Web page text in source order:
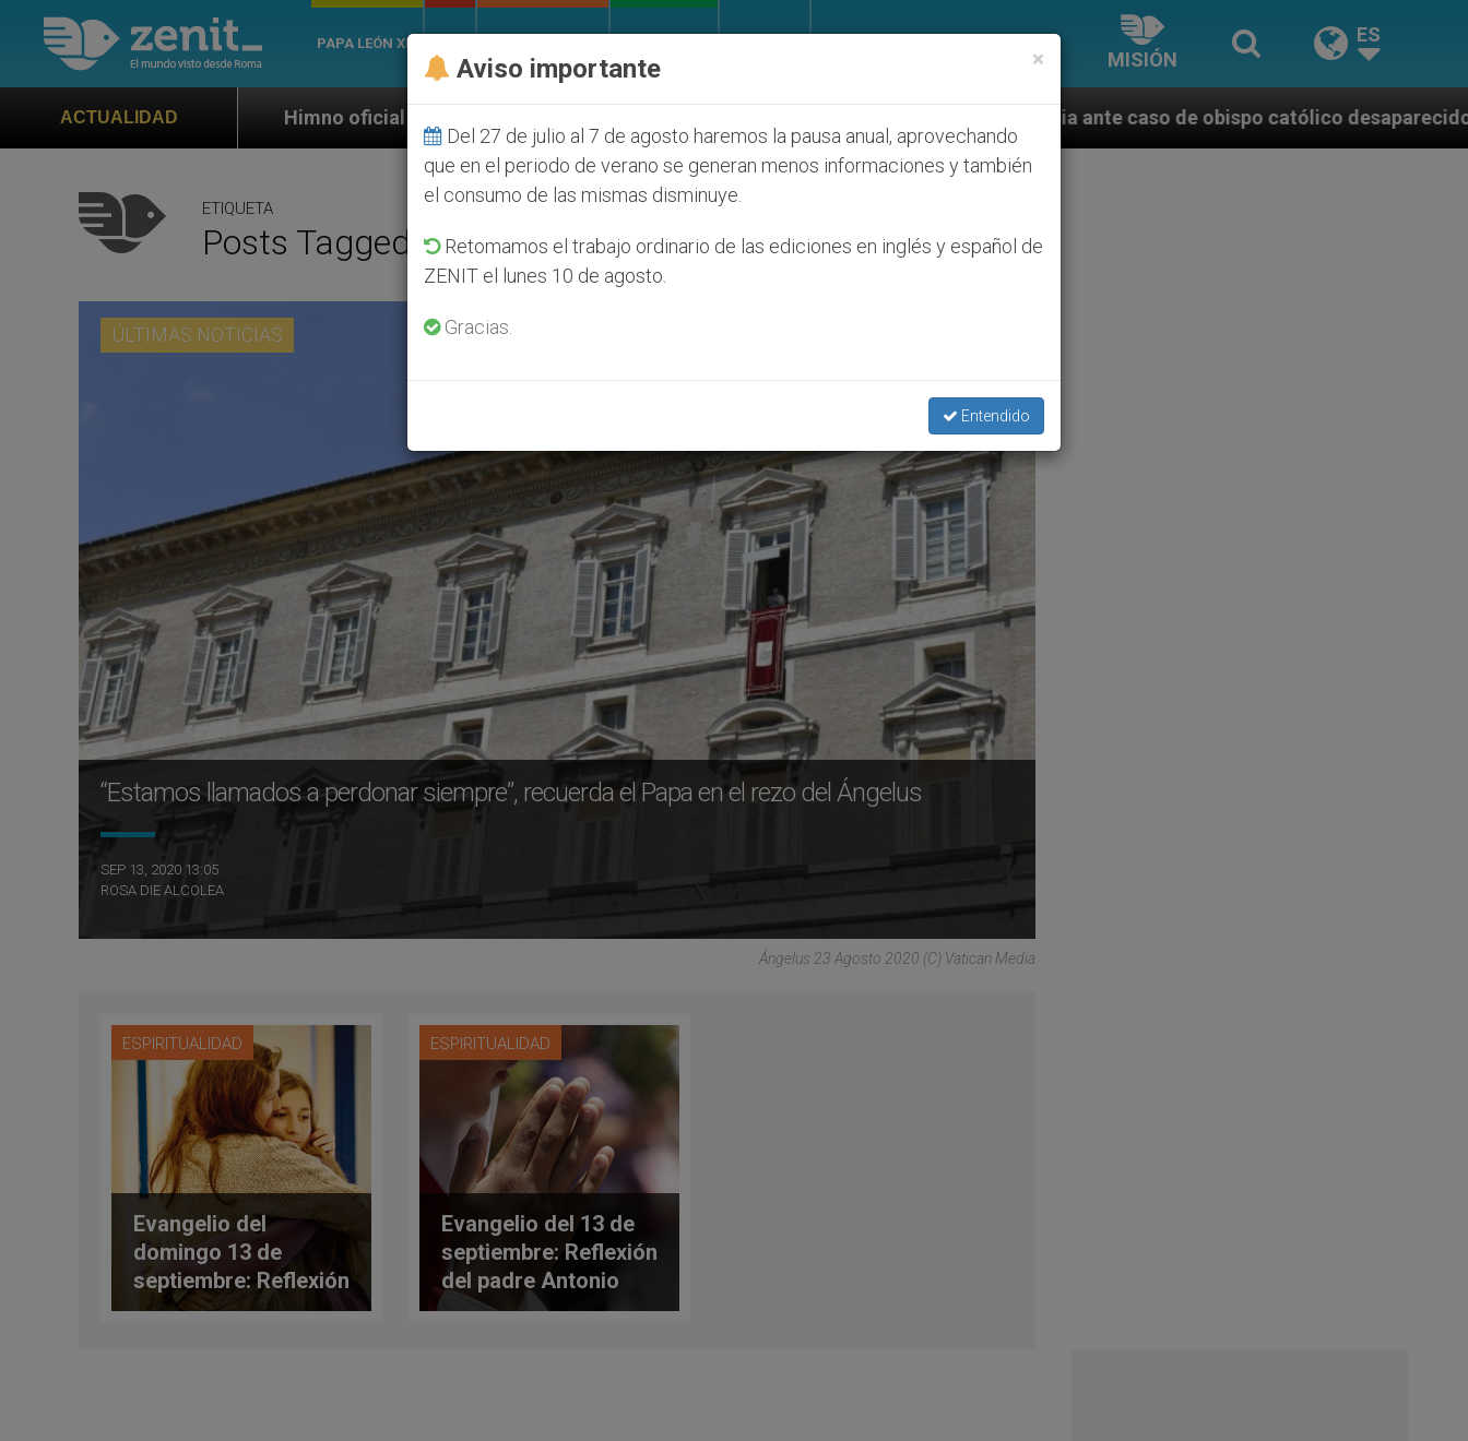
PAPA LEÓN XIV
MISIÓN
ES
ACTUALIDAD
Himno oficial de la Jornada Mundial de la Juventud Seúl 2027 ONU se pronuncia ante caso de obispo católico desaparecido por la dictadura
ETIQUETA
Posts Tagged ‘13 Septiembre 2020’
ÚLTIMAS NOTICIAS
“Estamos llamados a perdonar siempre”, recuerda el Papa en el rezo del Ángelus
SEP 13, 2020 13:05
ROSA DIE ALCOLEA
Ángelus 23 Agosto 2020 (C) Vatican Media
ESPIRITUALIDAD
Evangelio del
domingo 13 de
septiembre: Reflexión
de Enrique Díaz Díaz
ESPIRITUALIDAD
Evangelio del 13 de
septiembre: Reflexión
del padre Antonio
Rivero
×
Aviso importante
Del 27 de julio al 7 de agosto haremos la pausa anual, aprovechando
que en el periodo de verano se generan menos informaciones y también
el consumo de las mismas disminuye.
Retomamos el trabajo ordinario de las ediciones en inglés y español de
ZENIT el lunes 10 de agosto.
Gracias.
Entendido